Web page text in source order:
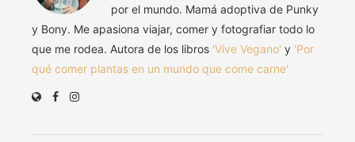
por el mundo. Mamá adoptiva de Punky
y Bony. Me apasiona viajar, comer y fotografiar todo lo
que me rodea. Autora de los libros 'Vive Vegano' y 'Por
qué comer plantas en un mundo que come carne'